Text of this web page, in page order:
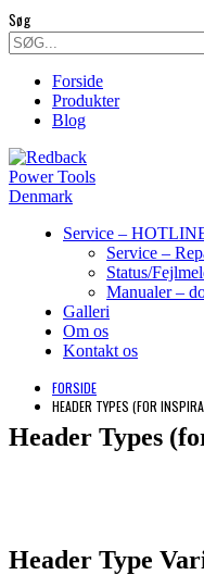
Søg
Forside
Produkter
Blog
Service –
Service –
Status/
Manualer –
Galleri
Om os
Kontakt os
FORSIDE
HEADER TYPES (FOR
Header Types
Header Type